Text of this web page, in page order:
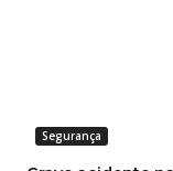
Segurança